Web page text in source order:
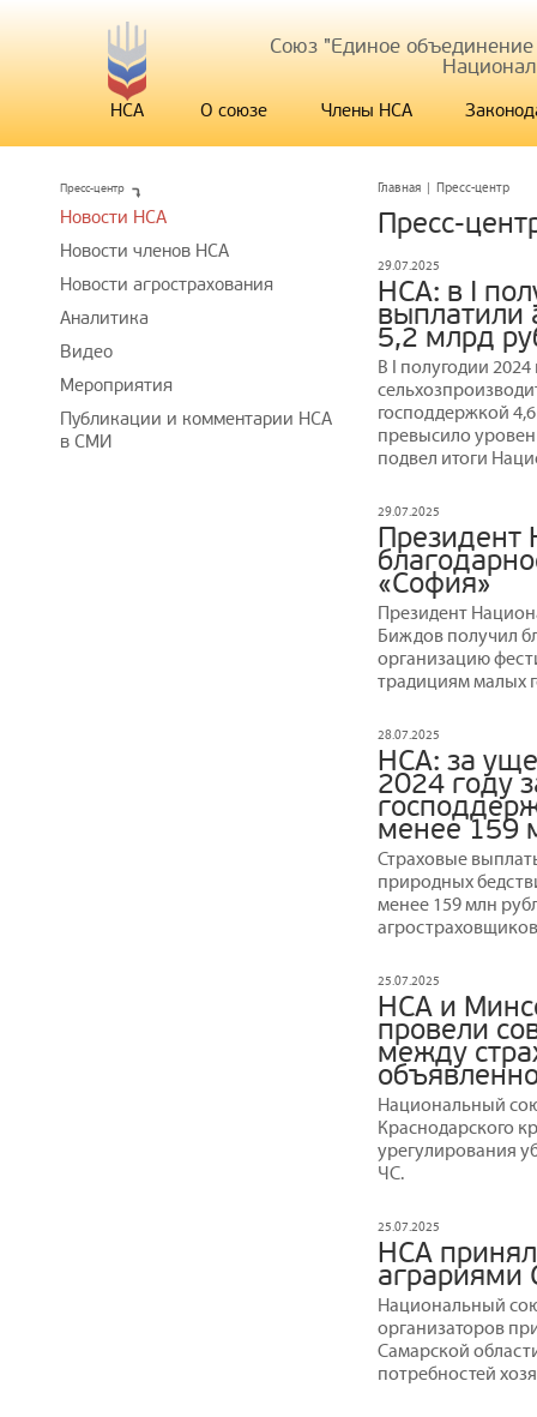
Союз "Единое
НСА О союзе Члены НСА
Главная | Пресс-центр
Пресс-
29.07.2025
НСА: в I
выплатили
5,2 млрд
В I полугодии
господдержкой
превысило
подвел итоги
29.07.2025
Президент
«София»
Президент
Биждов получил
организацию
традициям малых
28.07.2025
НСА: за
2024 году
менее 159
Страховые
природных
менее 159 млн
25.07.2025
НСА и
провели
между
Национальный
Краснодарского
урегулирования
ЧС.
25.07.2025
НСА принял
аграриями
Национальный
организаторов
Самарской
потребностей
Пресс-центр
Новости НСА
Новости членов НСА
Новости агрострахования
Аналитика
Видео
Мероприятия
Публикации и комментарии НСА
в СМИ